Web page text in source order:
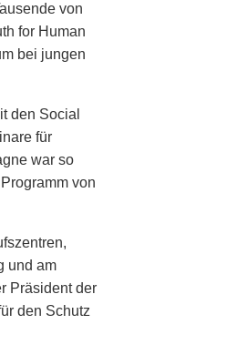
von
for Human
bei jungen
den Social
für
war so
von
und am
Präsident der
den Schutz